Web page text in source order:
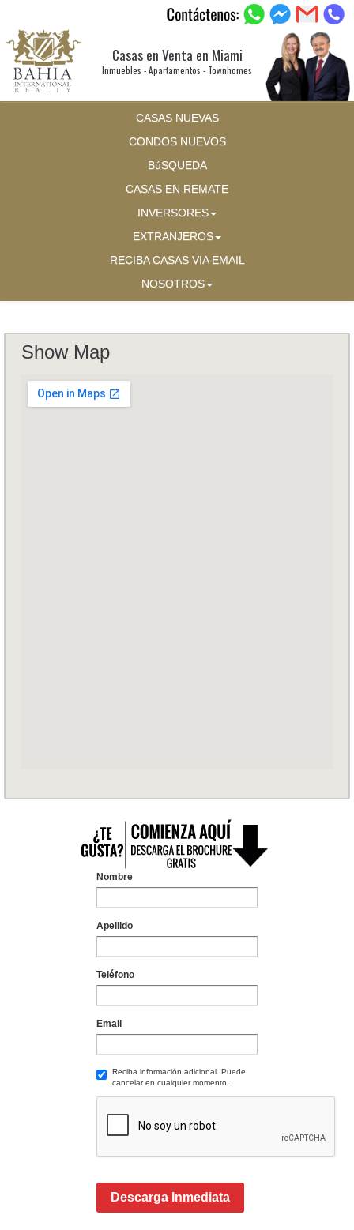
Casas en Venta en Miami
Inmuebles - Apartamentos - Townhomes
CASAS NUEVAS
CONDOS NUEVOS
BúSQUEDA
CASAS EN REMATE
INVERSORES
EXTRANJEROS
RECIBA CASAS VIA EMAIL
NOSOTROS
Show Map
Nombre
Apellido
Teléfono
Email
Reciba información adicional. Puede
cancelar en cualquier momento.
Descarga Inmediata